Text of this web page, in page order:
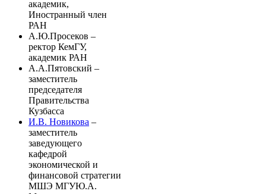
академик,
Иностранный член
РАН
А.Ю.Просеков –
ректор КемГУ,
академик РАН
А.А.Пятовский –
заместитель
председателя
Правительства
Кузбасса
И.В. Новикова –
заместитель
заведующего
кафедрой
экономической и
финансовой стратегии
МШЭ МГУЮ.А.